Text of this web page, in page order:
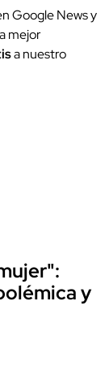
Google News y
mejor
a nuestro
y